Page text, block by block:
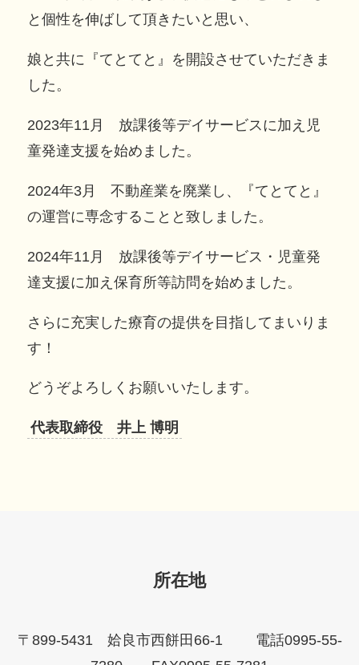
と個性を伸ばして頂きたいと思い、
娘と共に『てとてと』を開設させていただきま
した。
2023年11月 放課後等デイサービスに加え児
童発達支援を始めました。
2024年3月 不動産業を廃業し、『てとてと』
の運営に専念することと致しました。
2024年11月 放課後等デイサービス・児童発
達支援に加え保育所等訪問を始めました。
さらに充実した療育の提供を目指してまいりま
す！
どうぞよろしくお願いいたします。
代表取締役 井上 博明
所在地
〒899-5431 姶良市西餅田66-1 電話0995-55-